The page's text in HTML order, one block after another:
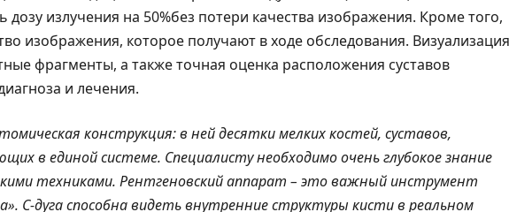
излучения на 50%без потери качества изображения. Кроме того,
изображения, которое получают в ходе обследования. Визуализация
фрагменты, а также точная оценка расположения суставов
и лечения.
конструкция: в ней десятки мелких костей, суставов,
в единой системе. Специалисту необходимо очень глубокое знание
техниками. Рентгеновский аппарат – это важный инструмент
C-дуга способна видеть внутренние структуры кисти в реальном